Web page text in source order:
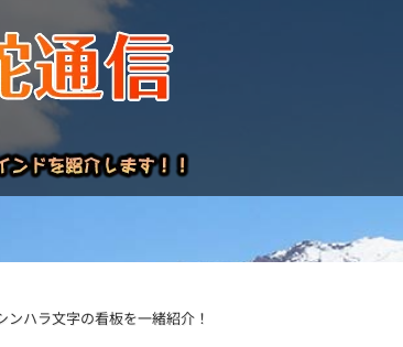
ハラ文字の看板を一緒紹介！